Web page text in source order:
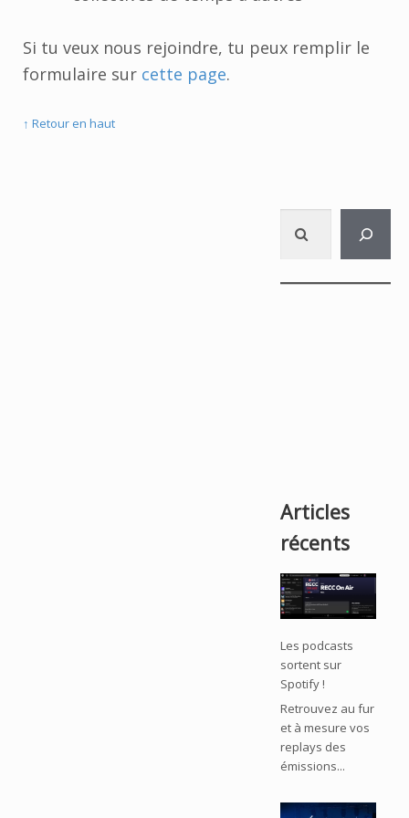
Si tu veux nous rejoindre, tu peux remplir le
formulaire sur cette page.
↑ Retour en haut
Articles
récents
Les podcasts
sortent sur
Spotify !
Retrouvez au fur
et à mesure vos
replays des
émissions...